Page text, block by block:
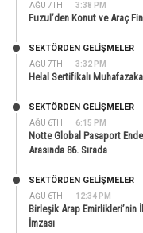
AĞU 7TH 3:38 PM
Fuzul’den Konut ve Araç
AĞU 7TH 3:32 PM
SEKTÖRDEN GELIŞMELER
Helal Sertifikalı
AĞU 6TH 6:15 PM
SEKTÖRDEN GELIŞMELER
Notte Global Pasaport
Arasında 86. Sırada
AĞU 6TH 12:34 PM
SEKTÖRDEN GELIŞMELER
Birleşik Arap Emirlikleri’nin
İmzası